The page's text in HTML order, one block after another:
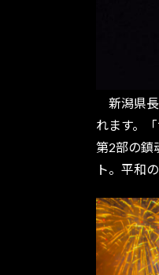
新潟県長
れます。
第2部の鎮
ト。平和